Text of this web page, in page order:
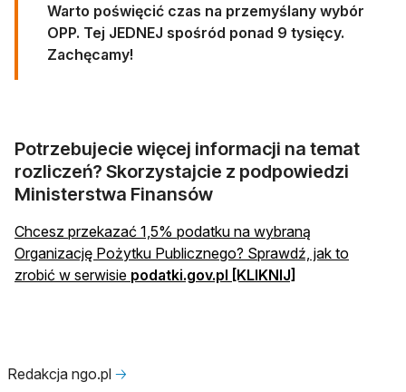
Warto poświęcić czas na przemyślany wybór
OPP. Tej JEDNEJ spośród ponad 9 tysięcy.
Zachęcamy!
Potrzebujecie więcej informacji na temat
rozliczeń? Skorzystajcie z podpowiedzi
Ministerstwa Finansów
Chcesz przekazać 1,5% podatku na wybraną
Organizację Pożytku Publicznego? Sprawdź, jak to
zrobić w serwisie podatki.gov.pl [KLIKNIJ]
Redakcja ngo.pl 🡢